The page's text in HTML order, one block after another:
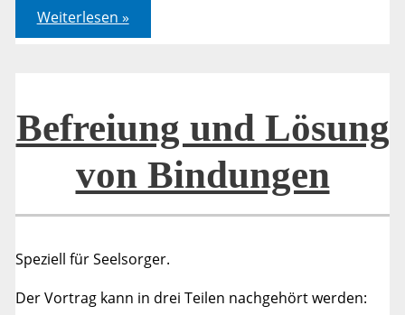
Befreiung
und
Lösung
1
Weiterlesen »
Befreiung und Lösung
von Bindungen
Speziell für Seelsorger.
Der Vortrag kann in drei Teilen nachgehört werden: